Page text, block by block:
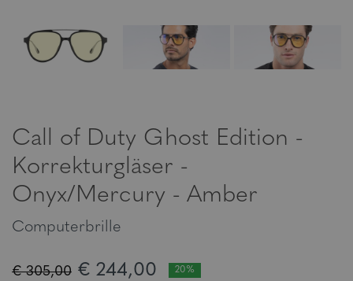
Call of Duty Ghost Edition -
Korrekturgläser -
Onyx/Mercury - Amber
Computerbrille
€ 305,00 € 244,00 20%